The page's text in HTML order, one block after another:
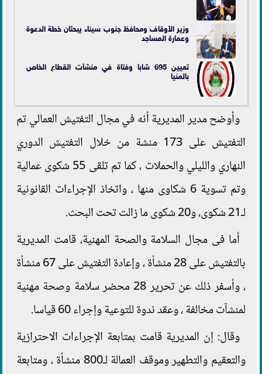
وزير الأوقاف ومحافظ جنوب سيناء يبحثان خطة الدعوة
وعمارة المساجد
تعيين 695 شابا وفتاة في منشآت القطاع الخاص
بالمنيا
وأوضح مدير المديرية أنه في مجال التفتيش العمالي تم
التفتيش على 173 منشة من خلال التفتيش الدوري
النهاري والليلي والحملات ، كما تم تلقى 55 شكوى عمالية
وتم تسوية 6 شكاوى منها ، واتخاذ الإجراءات القانونية
لـ21 شكوى، و20 شكوى ما زالت تحت البحث.
أما فى مجال السلامة والصحة المهنية، قامت المديرية
بالتفتيش على 28 منشأة ، وإعادة التفتيش على 67 منشأة
، وأسفر ذلك عن تحرير 28 محضر سلامة وصحة مهنية
لمنشآت مخالفة ، وعقد ندوة للتوعية وإجراء 60 قياسا.
وقال: إن المديرية قامت بمتابعة الإجراءات الاحترازية
والتعقيم والتطهير وموقف العمالة لـ800 منشأة ، ومتابعة